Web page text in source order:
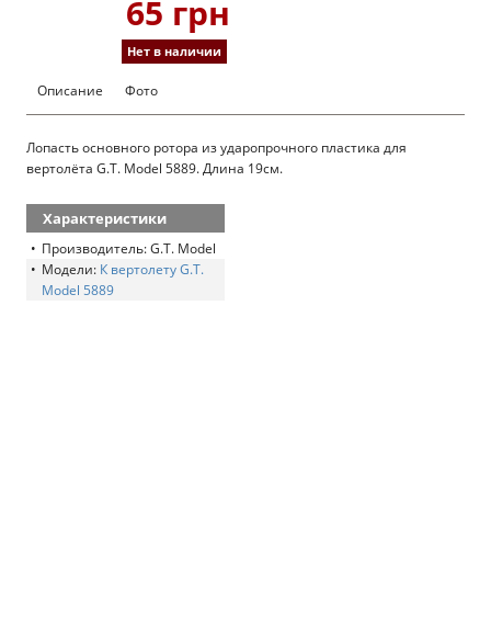
65 грн
Нет в наличии
Описание Фото
Лопасть основного ротора из ударопрочного пластика для
вертолёта G.T. Model 5889. Длина 19см.
Характеристики
Производитель: G.T. Model
Модели: К вертолету G.T.
Model 5889